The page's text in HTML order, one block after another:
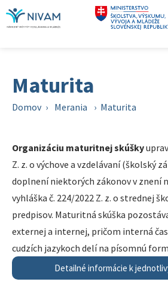
Maturita
Domov › Merania › Maturita
Organizáciu maturitnej skúšky
Z. z. o výchove a vzdelávaní (školský
doplnení niektorých zákonov v znení
vyhláška č. 224/2022 Z. z. o strednej
predpisov. Maturitná skúška
externej a internej, pričom interná
cudzích jazykoch delí na písomnú
Detailné informácie k